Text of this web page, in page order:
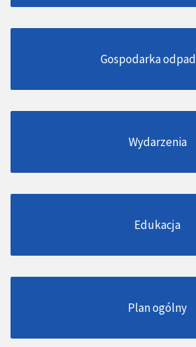
Gospodarka
Wydarzenia
Edukacja
Plan ogólny